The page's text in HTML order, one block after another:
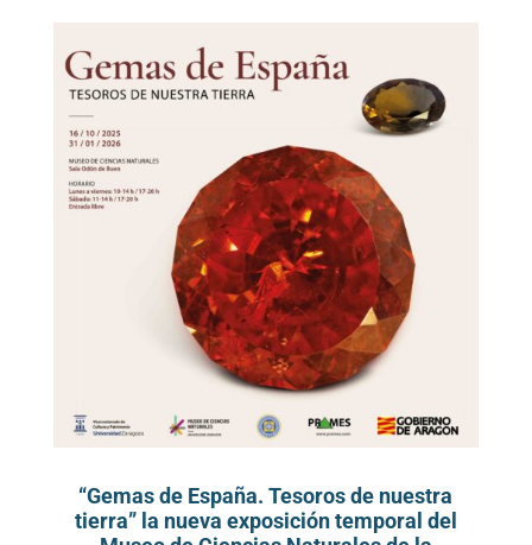
“Gemas de España. Tesoros de nuestra
tierra” la nueva exposición temporal del